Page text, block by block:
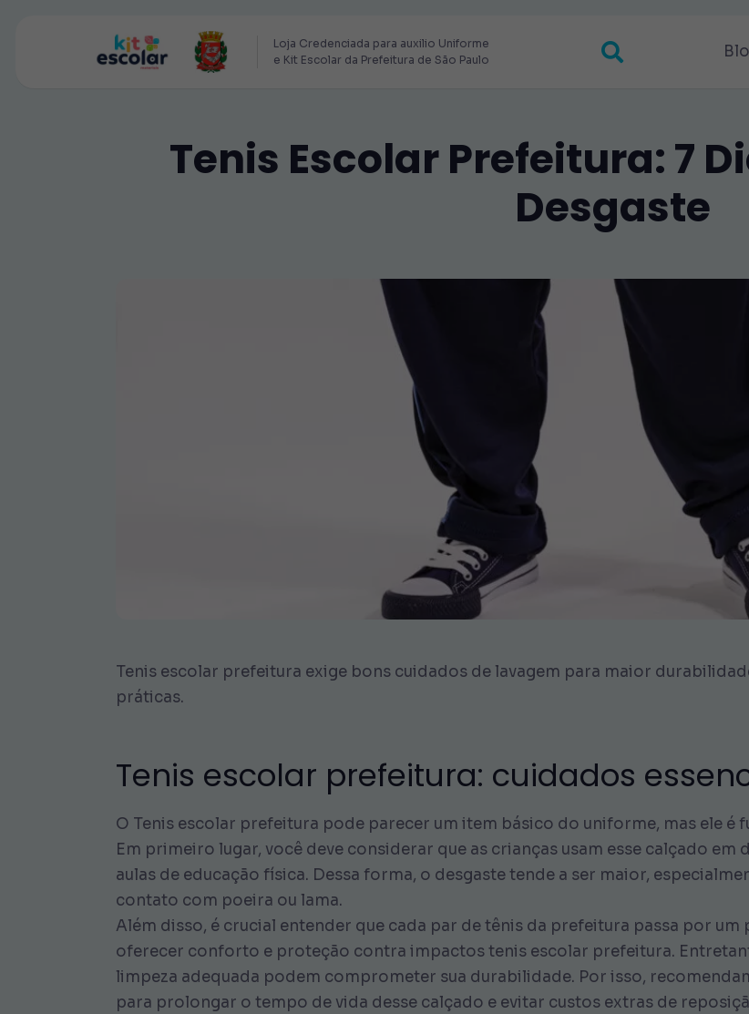
Loja Credenciada para auxilio Uniforme
e Kit Escolar da Prefeitura de São Paulo
Tenis Escolar Prefeitura: 7
Desgaste
Tenis escolar prefeitura exige bons cuidados de lavagem para maior
práticas.
Tenis escolar prefeitura: cuidados
O Tenis escolar prefeitura pode parecer um item básico do uniforme, mas ele é
Em primeiro lugar, você deve considerar que as crianças usam esse calçado
aulas de educação física. Dessa forma, o desgaste tende a ser maior,
contato com poeira ou lama.
Além disso, é crucial entender que cada par de tênis da prefeitura passa por
oferecer conforto e proteção contra impactos tenis escolar prefeitura.
limpeza adequada podem comprometer sua durabilidade. Por isso,
para prolongar o tempo de vida desse calçado e evitar custos extras de